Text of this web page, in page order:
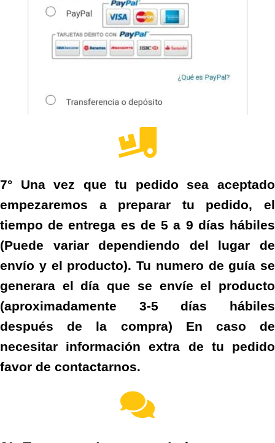
7° Una vez que tu pedido sea aceptado
empezaremos a preparar tu pedido, el
tiempo de entrega es de 5 a 9 días hábiles
(Puede variar dependiendo del lugar de
envío y el producto). Tu numero de guía se
generara el día que se envíe el producto
(aproximadamente 3-5 días hábiles
después de la compra) En caso de
necesitar información extra de tu pedido
favor de contactarnos.